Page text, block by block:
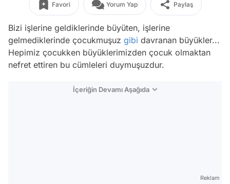
Favori Yorum Yap Paylaş
Bizi işlerine geldiklerinde büyüten, işlerine
gelmediklerinde çocukmuşuz gibi davranan büyükler...
Hepimiz çocukken büyüklerimizden çocuk olmaktan
nefret ettiren bu cümleleri duymuşuzdur.
İçeriğin Devamı Aşağıda
Reklam